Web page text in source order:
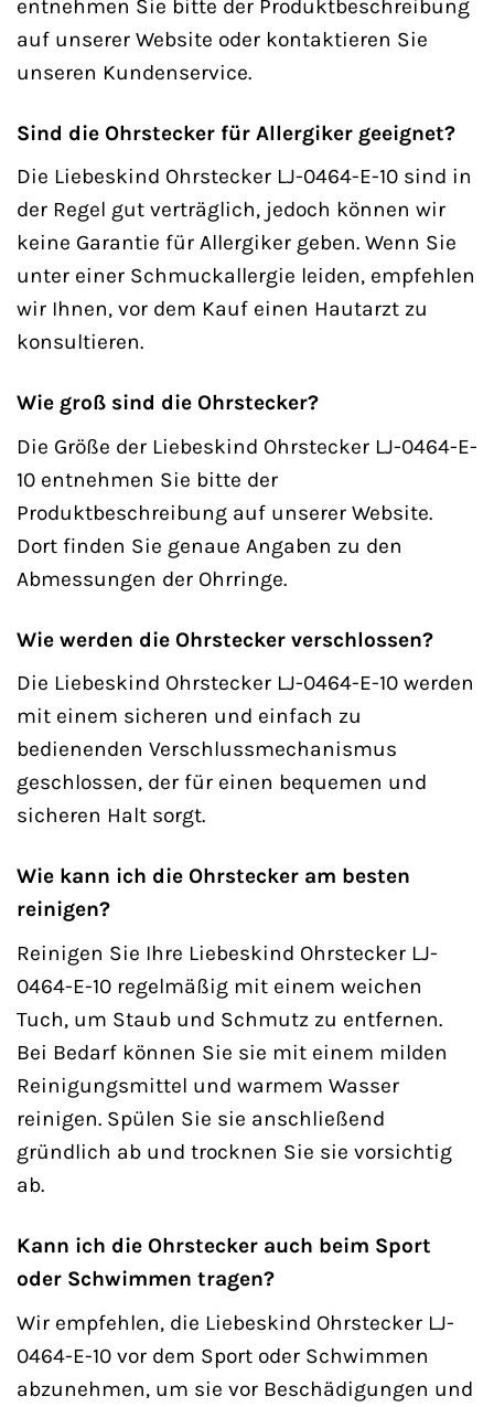
entnehmen Sie bitte der Produktbeschreibung
auf unserer Website oder kontaktieren Sie
unseren Kundenservice.
Sind die Ohrstecker für Allergiker geeignet?
Die Liebeskind Ohrstecker LJ-0464-E-10 sind in
der Regel gut verträglich, jedoch können wir
keine Garantie für Allergiker geben. Wenn Sie
unter einer Schmuckallergie leiden, empfehlen
wir Ihnen, vor dem Kauf einen Hautarzt zu
konsultieren.
Wie groß sind die Ohrstecker?
Die Größe der Liebeskind Ohrstecker LJ-0464-E-
10 entnehmen Sie bitte der
Produktbeschreibung auf unserer Website.
Dort finden Sie genaue Angaben zu den
Abmessungen der Ohrringe.
Wie werden die Ohrstecker verschlossen?
Die Liebeskind Ohrstecker LJ-0464-E-10 werden
mit einem sicheren und einfach zu
bedienenden Verschlussmechanismus
geschlossen, der für einen bequemen und
sicheren Halt sorgt.
Wie kann ich die Ohrstecker am besten
reinigen?
Reinigen Sie Ihre Liebeskind Ohrstecker LJ-
0464-E-10 regelmäßig mit einem weichen
Tuch, um Staub und Schmutz zu entfernen.
Bei Bedarf können Sie sie mit einem milden
Reinigungsmittel und warmem Wasser
reinigen. Spülen Sie sie anschließend
gründlich ab und trocknen Sie sie vorsichtig
ab.
Kann ich die Ohrstecker auch beim Sport
oder Schwimmen tragen?
Wir empfehlen, die Liebeskind Ohrstecker LJ-
0464-E-10 vor dem Sport oder Schwimmen
abzunehmen, um sie vor Beschädigungen und